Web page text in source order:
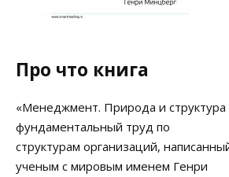
Про что книга
«Менеджмент. Природа и
фундаментальный труд по
структурам организаций,
ученым с мировым именем Генри